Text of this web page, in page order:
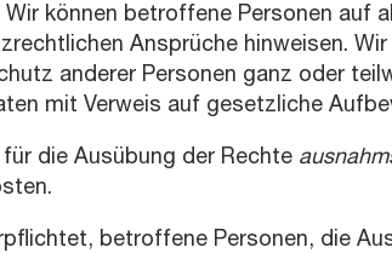
Wir können betroffene Personen auf
Ansprüche hinweisen.
anderer Personen ganz oder
mit Verweis auf gesetzliche
die Ausübung der Rechte
betroffene Personen, die